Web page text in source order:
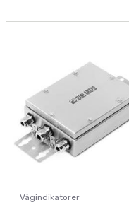
Vågindikatorer